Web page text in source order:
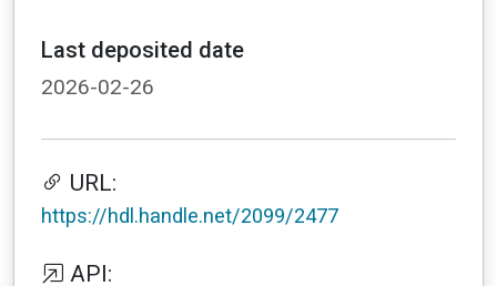
Last deposited date
2026-02-26
URL:
https://hdl.handle.net/2099/2477
API: